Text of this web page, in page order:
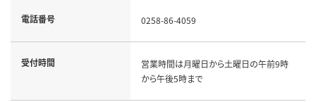
電話番号 0258-86-4059
受付時間
営業時間は月曜日から土曜日の午前9時
から午後5時まで